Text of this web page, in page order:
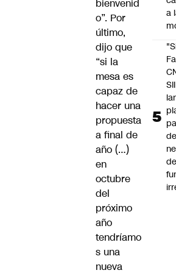
bienvenid
o”. Por
último,
dijo que
“si la
mesa es
capaz de
hacer una
propuesta
a final de
año (…)
en
octubre
del
próximo
año
tendríamo
s una
nueva
a
SII
de